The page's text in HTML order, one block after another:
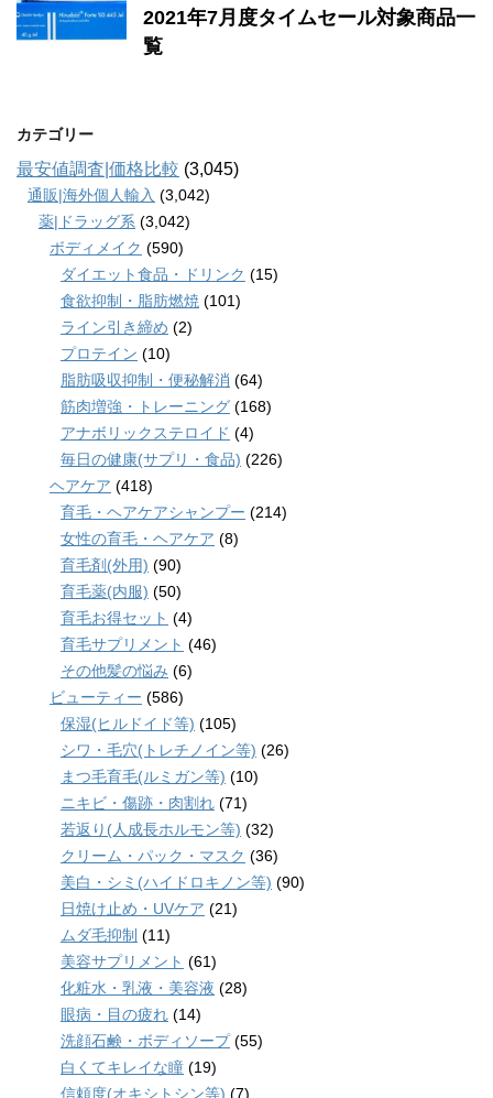
2021年7月度タイムセール対象商品一
覧
カテゴリー
最安値調査|価格比較 (3,045)
通販|海外個人輸入 (3,042)
薬|ドラッグ系 (3,042)
ボディメイク (590)
ダイエット食品・ドリンク (15)
食欲抑制・脂肪燃焼 (101)
ライン引き締め (2)
プロテイン (10)
脂肪吸収抑制・便秘解消 (64)
筋肉増強・トレーニング (168)
アナボリックステロイド (4)
毎日の健康(サプリ・食品) (226)
ヘアケア (418)
育毛・ヘアケアシャンプー (214)
女性の育毛・ヘアケア (8)
育毛剤(外用) (90)
育毛薬(内服) (50)
育毛お得セット (4)
育毛サプリメント (46)
その他髪の悩み (6)
ビューティー (586)
保湿(ヒルドイド等) (105)
シワ・毛穴(トレチノイン等) (26)
まつ毛育毛(ルミガン等) (10)
ニキビ・傷跡・肉割れ (71)
若返り(人成長ホルモン等) (32)
クリーム・パック・マスク (36)
美白・シミ(ハイドロキノン等) (90)
日焼け止め・UVケア (21)
ムダ毛抑制 (11)
美容サプリメント (61)
化粧水・乳液・美容液 (28)
眼病・目の疲れ (14)
洗顔石鹸・ボディソープ(55)
白くてキレイな瞳 (19)
信頼度(オキシトシン等) (7)